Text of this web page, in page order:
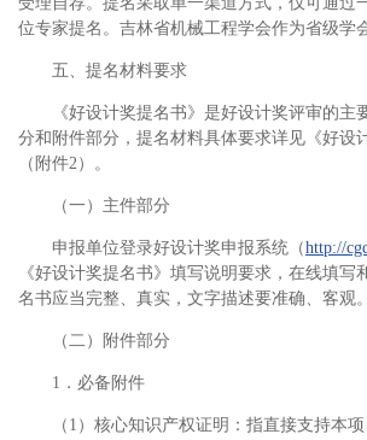
位专家提名。吉林省机械工程学会作为省级学
五、提名材料要求
《好设计奖提名书》是好设计奖评审的主
分和附件部分，提名材料具体要求详见《好设
（附件2）。
（一）主件部分
申报单位登录好设计奖申报系统（http://
《好设计奖提名书》填写说明要求，在线填写
名书应当完整、真实，文字描述要准确、客观。
（二）附件部分
1．必备附件
（1）核心知识产权证明：指直接支持本